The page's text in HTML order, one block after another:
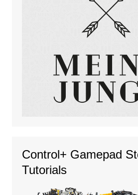
Control+ Gamepad
Tutorials